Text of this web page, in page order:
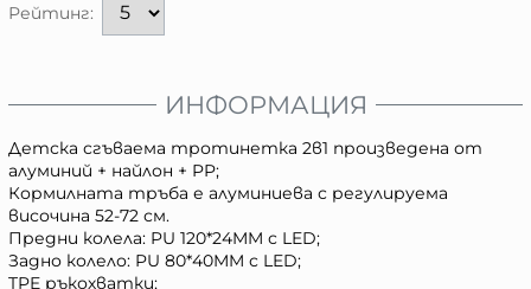
Рейтинг:
ИНФОРМАЦИЯ
Детска сгъваема тротинетка 2в1 произведена от
алуминий + найлон + PP;
Кормилната тръба е алуминиева с регулируема
височина 52-72 см.
Предни колела: PU 120*24MM с LED;
Задно колело: PU 80*40MM с LED;
TPE ръкохватки;